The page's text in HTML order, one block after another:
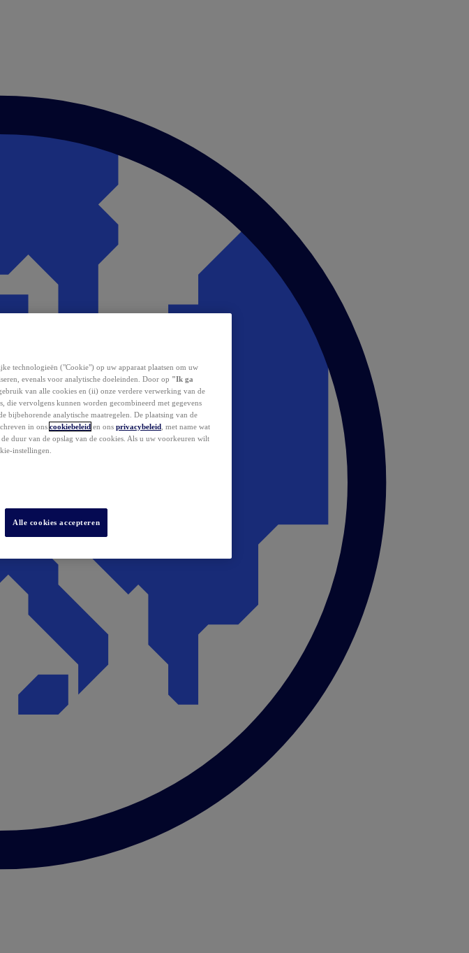
technologieën ("Cookie") op uw apparaat plaatsen om uw
evenals voor analytische doeleinden. Door op "Ik ga
van alle cookies en (ii) onze verdere verwerking van de
die vervolgens kunnen worden gecombineerd met gegevens
bijbehorende analytische maatregelen. De plaatsing van de
in ons cookiebeleid en ons privacybeleid , met name wat
duur van de opslag van de cookies. Als u uw voorkeuren wilt
instellingen.
Alle cookies accepteren